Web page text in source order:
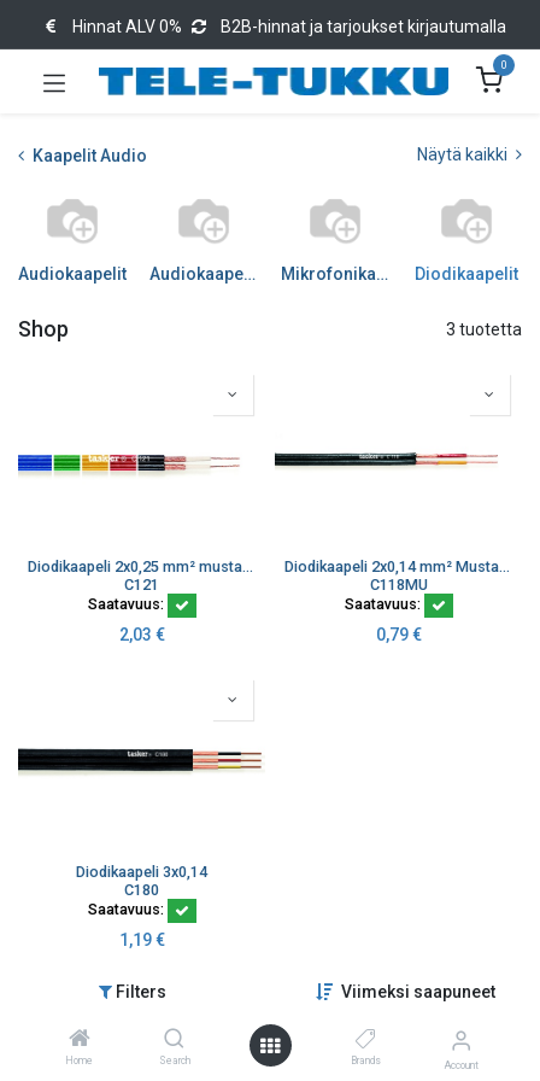
Filters Viimeksi saapuneet
Home Search Brands Account
Hinnat ALV 0% B2B-hinnat ja tarjoukset kirjautumalla
0
Kaapelit Audio Näytä kaikki
Audiokaapelit Audiokaapelit DIGI Mikrofonikaapelit Diodikaapelit
Shop 3 tuotetta
Diodikaapeli 2x0,25 mm² musta litteä audiokaapeli
C121
Saatavuus:
2,03 €
Diodikaapeli 2x0,14 mm² Musta K100
C118MU
Saatavuus:
0,79€
Diodikaapeli 3x0,14
C180
Saatavuus:
1,19€